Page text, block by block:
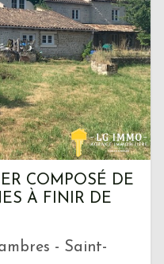
COMPOSÉ DE
À FINIR DE
- Saint-